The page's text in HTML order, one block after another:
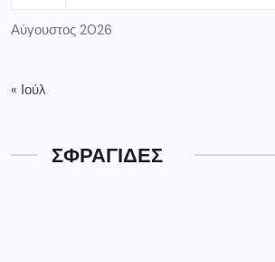
Αύγουστος 2026
« Ιούλ
ΣΦΡΑΓΙΔΕΣ